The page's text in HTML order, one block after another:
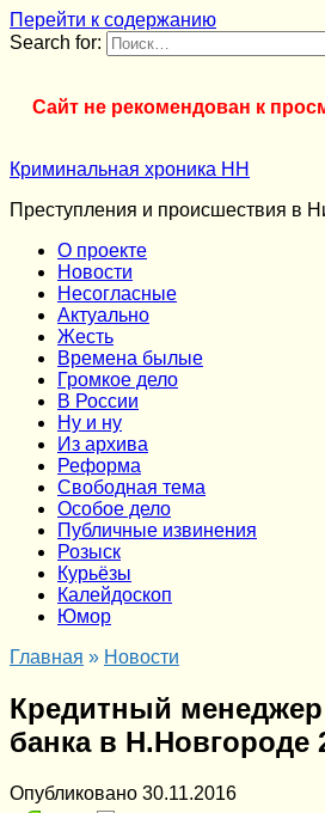
Перейти к содержанию
Search for:
Сайт не рекомендован к
Криминальная хроника НН
Преступления и происшествия в
О проекте
Новости
Несогласные
Актуально
Жесть
Времена былые
Громкое дело
В России
Ну и ну
Из архива
Реформа
Cвободная тема
Особое дело
Публичные извинения
Розыск
Курьёзы
Калейдоскоп
Юмор
Главная » Новости
Кредитный менеджер
банка в Н.Новгороде
Опубликовано 30.11.2016